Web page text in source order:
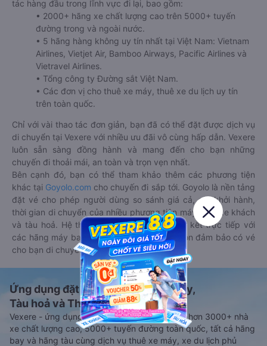
tác hàng đầu trong lĩnh vực đi lại, bao gồm:
• 2000+ hãng xe chất lượng cao trên 5000+ tuyến
đường trong và ngoài nước.
• 5 hãng hàng không uy tín nhất tại Việt Nam: Vietnam
Airlines, Vietjet Air, Bamboo Airways, Pacific Airlines và
Vietravel Airlines.
• Tổng công ty Đường sắt Việt Nam.
• Các đơn vị cho thuê xe máy, thuê xe du lịch uy tín
trên toàn quốc.
Chỉ với vài thao tác đơn giản, bạn đã có thể đặt được dịch vụ
di chuyển tại Vexere với nhiều ưu đãi vô cùng hấp dẫn. Vexere
luôn sẵn sàng đồng hành và mang đến cho bạn những
chuyến đi thoải mái, an toàn và trọn vẹn nhất.
Bên cạnh đó, bạn có thể tham khảo thêm các phương tiện
khác tại Goyolo.com cho chuyến đi sắp tới. Goyolo là nền tảng
đặt vé cho phép người dùng so sánh giá cả, giờ khởi hành,
thời gian di chuyển của nhiều phương tiện máy bay, xe khách
và tàu hoả. Hệ thống của Goyolo được liên kết trực tiếp với
các hãng máy bay, xe khách và tàu hoả, luôn đảm bảo có vé
cho bạn di chuyển.
Ứng dụng đặt vé Xe khách, Máy bay,
Tàu hoả và Thuê xe
Vexere - ứng dụng đặt vé đa phương tiện với hơn 3000+ nhà
xe chất lượng cao, 5000+ tuyến đường toàn quốc, tất cả hãng
bay và hãng tàu cùng dịch vụ thuê xe máy, xe du lịch phủ